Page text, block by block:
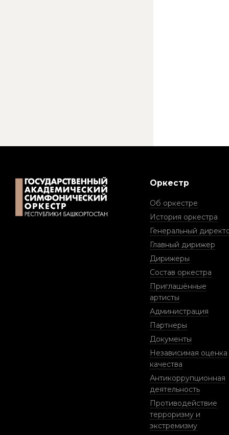
Оркестр
Об оркестре
История оркестра
Генеральный
Главный дирижер
Дирижеры
Состав оркестра
Приглашённые
артисты
Администрация
Партнеры
Документы
Независимая оценка
качества
Антикоррупционная
деятельность
Противодействие
терроризму и
экстремизму